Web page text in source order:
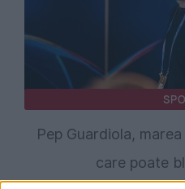
Pep Guardiola,
care poate